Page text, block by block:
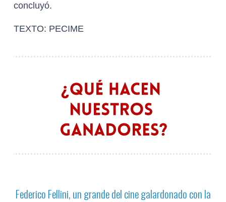
concluyó.
TEXTO: PECIME
Federico Fellini, un grande del cine galardonado con la